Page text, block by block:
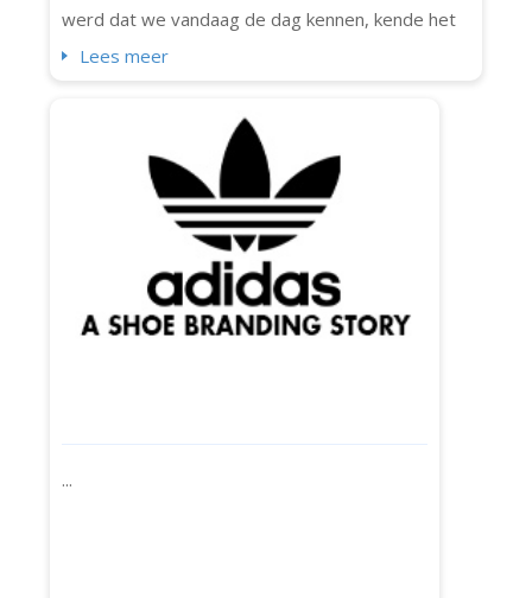
werd dat we vandaag de dag kennen, kende het
bescheiden begin en een kleurrijk verhaal. Adidas
En als je je ooit afvraagt hoe het in de loop der
tijd is veranderd, bekijk dan dit artikel. Laten we
ontdekken hoe het logo is...
Lees meer
...